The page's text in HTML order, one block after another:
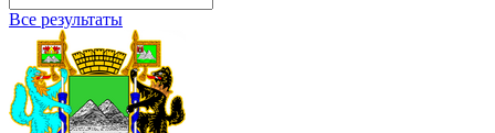
Все результаты